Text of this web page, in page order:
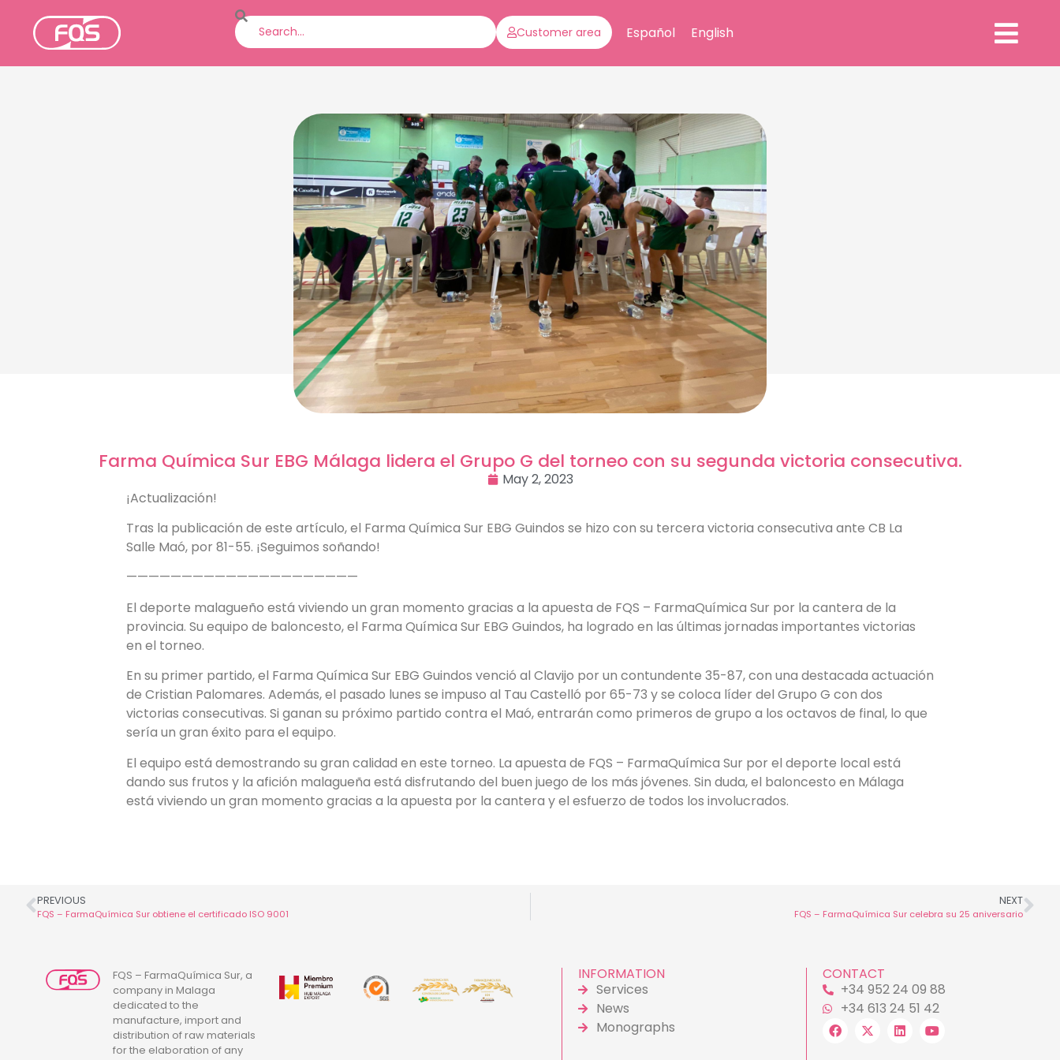
Customer area Español English
Farma Química Sur EBG Málaga lidera el Grupo G del torneo con su segunda victoria consecutiva.
May 2, 2023
¡Actualización!
Tras la publicación de este artículo, el Farma Química Sur EBG Guindos se hizo con su tercera victoria consecutiva ante CB La
Salle Maó, por 81-55. ¡Seguimos soñando!
—————————————————————
El deporte malagueño está viviendo un gran momento gracias a la apuesta de FQS – FarmaQuímica Sur por la cantera de la
provincia. Su equipo de baloncesto, el Farma Química Sur EBG Guindos, ha logrado en las últimas jornadas importantes victorias
en el torneo.
En su primer partido, el Farma Química Sur EBG Guindos venció al Clavijo por un contundente 35-87, con una destacada actuación
de Cristian Palomares. Además, el pasado lunes se impuso al Tau Castelló por 65-73 y se coloca líder del Grupo G con dos
victorias consecutivas. Si ganan su próximo partido contra el Maó, entrarán como primeros de grupo a los octavos de final, lo que
sería un gran éxito para el equipo.
El equipo está demostrando su gran calidad en este torneo. La apuesta de FQS – FarmaQuímica Sur por el deporte local está
dando sus frutos y la afición malagueña está disfrutando del buen juego de los más jóvenes. Sin duda, el baloncesto en Málaga
está viviendo un gran momento gracias a la apuesta por la cantera y el esfuerzo de todos los involucrados.
PREVIOUS
FQS – FarmaQuímica Sur obtiene el certificado ISO 9001
NEXT
FQS – FarmaQuímica Sur celebra su 25 aniversario
FQS – FarmaQuímica Sur, a
company in Malaga
dedicated to the
manufacture, import and
distribution of raw materials
for the elaboration of any
INFORMATION
Services
News
Monographs
CONTACT
+34 952 24 09 88
+34 613 24 51 42